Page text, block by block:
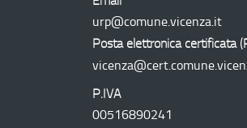
urp@comune.vicenza.it
Posta elettronica certificata (
P.IVA
00516890241